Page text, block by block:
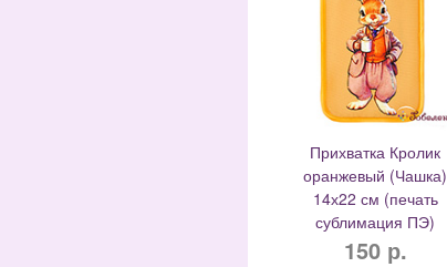
Прихватка Кролик
оранжевый (Чашка)
14х22 см (печать
сублимация ПЭ)
150 р.